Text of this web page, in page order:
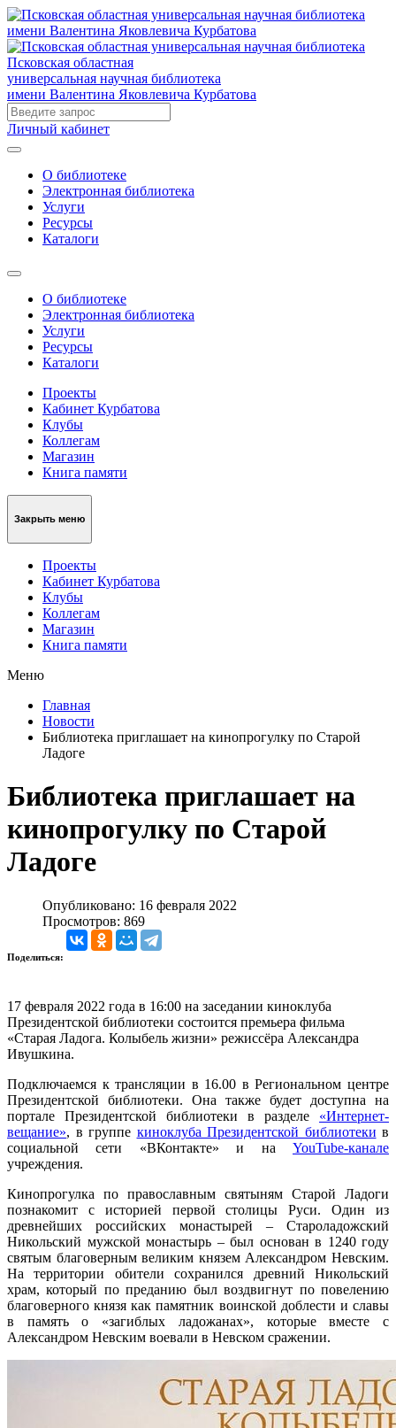
Псковская областная
универсальная научная библиотека
имени Валентина Яковлевича Курбатова
Личный кабинет
О библиотеке
Электронная библиотека
Услуги
Ресурсы
Каталоги
О библиотеке
Электронная библиотека
Услуги
Ресурсы
Каталоги
Проекты
Кабинет Курбатова
Клубы
Коллегам
Магазин
Книга памяти
Закрыть меню
Проекты
Кабинет Курбатова
Клубы
Коллегам
Магазин
Книга памяти
Меню
Главная
Новости
Библиотека приглашает на кинопрогулку по Старой
Ладоге
Библиотека приглашает на
кинопрогулку по Старой
Ладоге
Опубликовано: 16 февраля 2022
Просмотров: 869
Поделиться:
17 февраля 2022 года в 16:00 на заседании киноклуба
Президентской библиотеки состоится премьера фильма
«Старая Ладога. Колыбель жизни» режиссёра Александра
Ивушкина.
Подключаемся к трансляции в 16.00 в Региональном центре
Президентской библиотеки. Она также будет доступна на
портале Президентской библиотеки в разделе «Интернет-
вещание», в группе киноклуба Президентской библиотеки в
социальной сети «ВКонтакте» и на YouTube-канале
учреждения.
Кинопрогулка по православным святыням Старой Ладоги
познакомит с историей первой столицы Руси. Один из
древнейших российских монастырей – Староладожский
Никольский мужской монастырь – был основан в 1240 году
святым благоверным великим князем Александром Невским.
На территории обители сохранился древний Никольский
храм, который по преданию был воздвигнут по повелению
благоверного князя как памятник воинской доблести и славы
в память о «загиблых ладожанах», которые вместе с
Александром Невским воевали в Невском сражении.